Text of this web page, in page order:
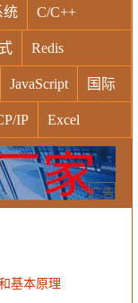
统 C/C++
Redis
JavaScript 国际
IP Excel
Vim
硬件广告
基本原理